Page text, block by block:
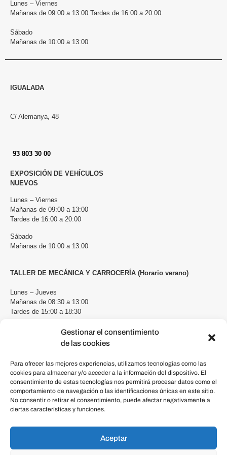
Gestionar el consentimiento
de las cookies
Para ofrecer las mejores experiencias, utilizamos tecnologías como las
cookies para almacenar y/o acceder a la información del dispositivo. El
consentimiento de estas tecnologías nos permitirá procesar datos como el
comportamiento de navegación o las identificaciones únicas en este sitio.
No consentir o retirar el consentimiento, puede afectar negativamente a
ciertas características y funciones.
Aceptar
Lunes – Viernes
Mañanas de 09:00 a 13:00 Tardes de 16:00 a 20:00
Sábado
Mañanas de 10:00 a 13:00
IGUALADA
C/ Alemanya, 48
93 803 30 00
EXPOSICIÓN DE VEHÍCULOS
NUEVOS
Lunes – Viernes
Mañanas de 09:00 a 13:00
Tardes de 16:00 a 20:00
Sábado
Mañanas de 10:00 a 13:00
TALLER DE MECÁNICA Y CARROCERÍA (Horario verano)
Lunes – Jueves
Mañanas de 08:30 a 13:00
Tardes de 15:00 a 18:30
Mañanas de 08:30 a 13:00
Teléfono a partir de las 09:00
Política de privacidad
Aviso legal